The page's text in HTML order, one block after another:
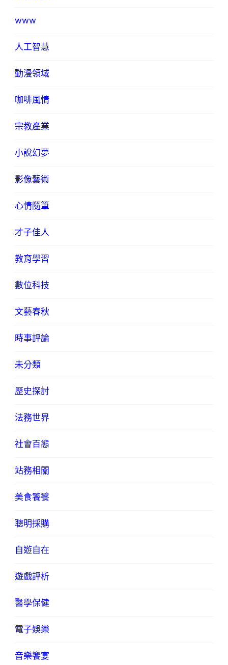
www
人工智慧
動漫領域
咖啡風情
宗教產業
小說幻夢
影像藝術
心情隨筆
才子佳人
教育學習
數位科技
文藝春秋
時事評論
未分類
歷史探討
法務世界
社會百態
站務相關
美食饕餮
聰明採購
自遊自在
遊戲評析
醫學保健
電子娛樂
音樂饗宴